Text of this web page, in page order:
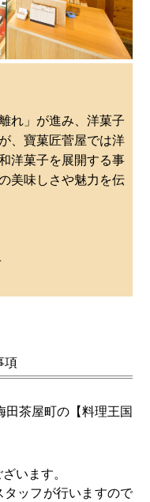
れ」が進み、洋菓子
、寶菓匠菅屋では洋
洋菓子を展開する事
美味しさや魅力を伝
項
茶屋町の【料理王国
います。
タッフが行いますので